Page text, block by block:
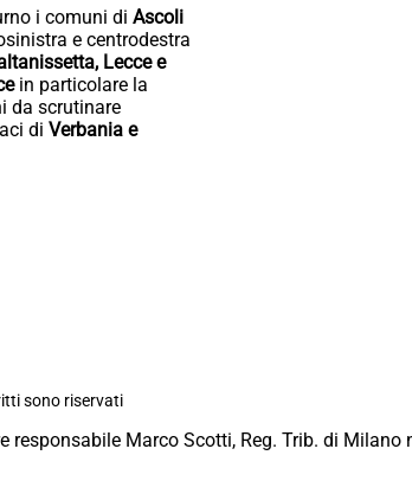
i comuni di Ascoli
e centrodestra
Lecce e
in particolare la
da scrutinare
di Verbania e
sono riservati
Marco Scotti, Reg. Trib. di Milano